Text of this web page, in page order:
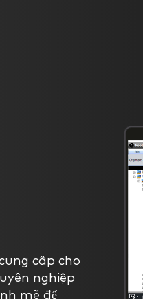
cấp cho
nghiệp
mẽ để